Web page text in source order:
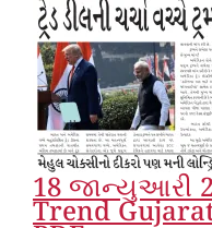
18 જાન્યુઆરી
Trend